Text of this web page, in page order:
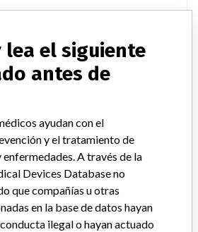
Coulter 5C Cell Control
CANADA L.P.
lea el siguiente
antes de
ayudan con el
y el tratamiento de
enfermedades. A través de la
Devices Database no
que compañías u otras
en la base de datos hayan
ilegal o hayan actuado